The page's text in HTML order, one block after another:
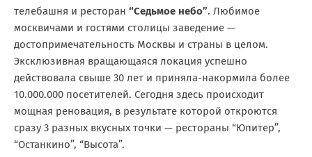
телебашня и ресторан “Седьмое небо”. Любимое
москвичами и гостями столицы заведение —
достопримечательность Москвы и страны в целом.
Эксклюзивная вращающаяся локация успешно
действовала свыше 30 лет и приняла-накормила более
10.000.000 посетителей. Сегодня здесь происходит
мощная реновация, в результате которой откроются
сразу 3 разных вкусных точки — рестораны “Юпитер”,
“Останкино”, “Высота”.